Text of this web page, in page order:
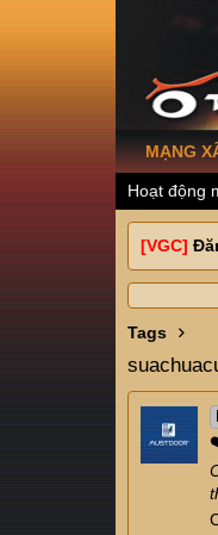
MẠNG
Hoạt động
[VGC]
Tags